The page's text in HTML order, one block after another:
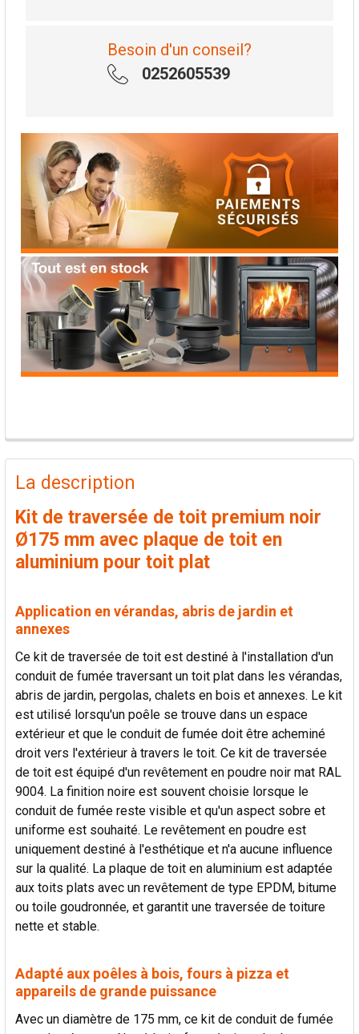
Besoin d'un conseil?
0252605539
PRODUITS
FRÉQUEMMENT
ACHETÉS
TOUT
SÉLECTIONNER
AJOUTER
LA
SÉLECTION
La description
Kit de traversée de toit premium noir
Ø175 mm avec plaque de toit en
aluminium pour toit plat
Application en vérandas, abris de jardin et
annexes
Ce kit de traversée de toit est destiné à l'installation d'un
conduit de fumée traversant un toit plat dans les vérandas,
abris de jardin, pergolas, chalets en bois et annexes. Le kit
est utilisé lorsqu'un poêle se trouve dans un espace
extérieur et que le conduit de fumée doit être acheminé
droit vers l'extérieur à travers le toit. Ce kit de traversée
de toit est équipé d'un revêtement en poudre noir mat RAL
9004. La finition noire est souvent choisie lorsque le
conduit de fumée reste visible et qu'un aspect sobre et
uniforme est souhaité. Le revêtement en poudre est
uniquement destiné à l'esthétique et n'a aucune influence
sur la qualité. La plaque de toit en aluminium est adaptée
aux toits plats avec un revêtement de type EPDM, bitume
ou toile goudronnée, et garantit une traversée de toiture
nette et stable.
Adapté aux poêles à bois, fours à pizza et
appareils de grande puissance
Avec un diamètre de 175 mm, ce kit de conduit de fumée